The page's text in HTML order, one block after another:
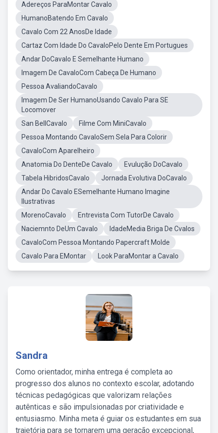
Adereços ParaMontar Cavalo
HumanoBatendo Em Cavalo
Cavalo Com 22 AnosDe Idade
Cartaz Com Idade Do CavaloPelo Dente Em Portugues
Andar DoCavalo E Semelhante Humano
Imagem De CavaloCom Cabeça De Humano
Pessoa AvaliandoCavalo
Imagem De Ser HumanoUsando Cavalo Para SE
Locomover
San BellCavalo
Filme Com MiniCavalo
Pessoa Montando CavaloSem Sela Para Colorir
CavaloCom Aparelheiro
Anatomia Do DenteDe Cavalo
Evulução DoCavalo
Tabela HibridosCavalo
Jornada Evolutiva DoCavalo
Andar Do Cavalo ESemelhante Humano Imagine
Ilustrativas
MorenoCavalo
Entrevista Com TutorDe Cavalo
Naciemnto DeUm Cavalo
IdadeMedia Briga De Cvalos
CavaloCom Pessoa Montando Papercraft Molde
Cavalo Para EMontar
Look ParaMontar a Cavalo
Sandra
Como orientador, minha entrega é completa ao
progresso dos alunos no contexto escolar, adotando
técnicas pedagógicas que valorizam relações
autênticas e são impulsionadas por criatividade e
entusiasmo. Minha meta é guiar os estudantes em sua
trajetória para se tornarem uma geração excepcional,